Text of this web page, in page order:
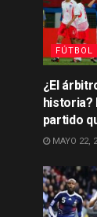
FÚTBOL
¿El
historia?
partido
MAYO 22,